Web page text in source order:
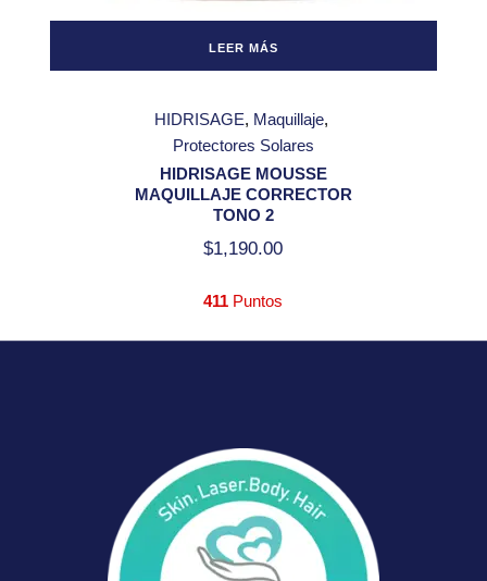
LEER MÁS
HIDRISAGE Maquillaje
Protectores Solares
HIDRISAGE MOUSSE
MAQUILLAJE CORRECTOR
TONO 2
$1,190.00
411 Puntos